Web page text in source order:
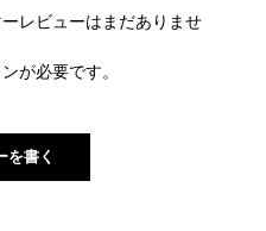
レビューはまだありませ
が必要です。